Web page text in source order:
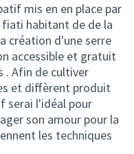
mis en en place par
habitant de de la
création d'une serre
accessible et gratuit
. Afin de cultiver
et diffèrent produit
serai l'idéal pour
son amour pour la
les techniques